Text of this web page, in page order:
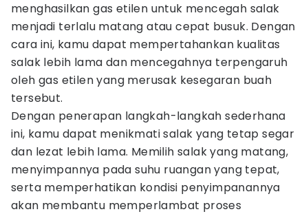
menghasilkan gas etilen untuk mencegah salak
menjadi terlalu matang atau cepat busuk. Dengan
cara ini, kamu dapat mempertahankan kualitas
salak lebih lama dan mencegahnya terpengaruh
oleh gas etilen yang merusak kesegaran buah
tersebut.
Dengan penerapan langkah-langkah sederhana
ini, kamu dapat menikmati salak yang tetap segar
dan lezat lebih lama. Memilih salak yang matang,
menyimpannya pada suhu ruangan yang tepat,
serta memperhatikan kondisi penyimpanannya
akan membantu memperlambat proses